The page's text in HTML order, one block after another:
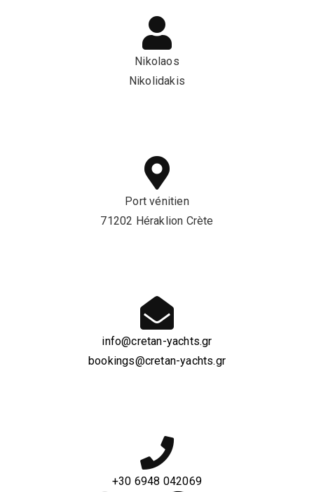
Nikolaos
Nikolidakis
Port vénitien
71202 Héraklion Crète
info@cretan-yachts.gr
bookings@cretan-yachts.gr
+30 6948 042069